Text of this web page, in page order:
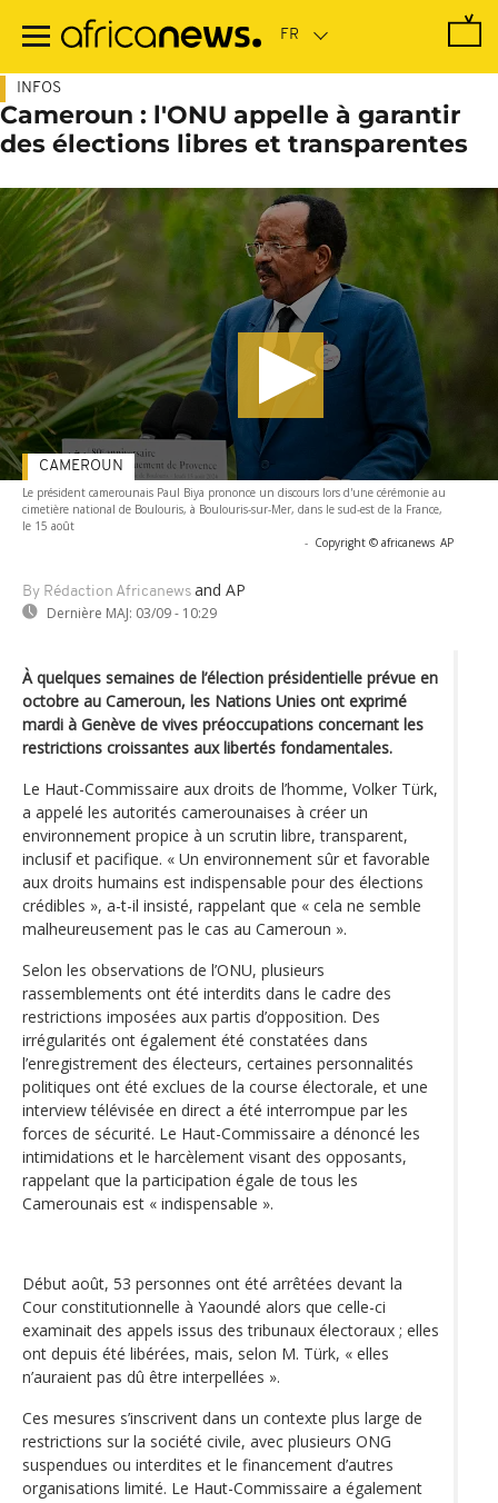
contenu
INFOS
Cameroun : l'ONU appelle à garantir
des élections libres et transparentes
Le président camerounais Paul Biya prononce un discours lors d'une cérémonie au
cimetière national de Boulouris, à Boulouris-sur-Mer, dans le sud-est de la France,
le 15 août
- Copyright © africanews AP
By Rédaction Africanews and AP
Dernière MAJ: 03/09 - 10:29
CAMEROUN
À quelques semaines de l’élection présidentielle prévue en
octobre au Cameroun, les Nations Unies ont exprimé
mardi à Genève de vives préoccupations concernant les
restrictions croissantes aux libertés fondamentales.
Le Haut-Commissaire aux droits de l’homme, Volker Türk,
a appelé les autorités camerounaises à créer un
environnement propice à un scrutin libre, transparent,
inclusif et pacifique. « Un environnement sûr et favorable
aux droits humains est indispensable pour des élections
crédibles », a-t-il insisté, rappelant que « cela ne semble
malheureusement pas le cas au Cameroun ».
Selon les observations de l’ONU, plusieurs
rassemblements ont été interdits dans le cadre des
restrictions imposées aux partis d’opposition. Des
irrégularités ont également été constatées dans
l’enregistrement des électeurs, certaines personnalités
politiques ont été exclues de la course électorale, et une
interview télévisée en direct a été interrompue par les
forces de sécurité. Le Haut-Commissaire a dénoncé les
intimidations et le harcèlement visant des opposants,
rappelant que la participation égale de tous les
Camerounais est « indispensable ».
Début août, 53 personnes ont été arrêtées devant la
Cour constitutionnelle à Yaoundé alors que celle-ci
examinait des appels issus des tribunaux électoraux ; elles
ont depuis été libérées, mais, selon M. Türk, « elles
n’auraient pas dû être interpellées ».
Ces mesures s’inscrivent dans un contexte plus large de
restrictions sur la société civile, avec plusieurs ONG
suspendues ou interdites et le financement d’autres
organisations limité. Le Haut-Commissaire a également